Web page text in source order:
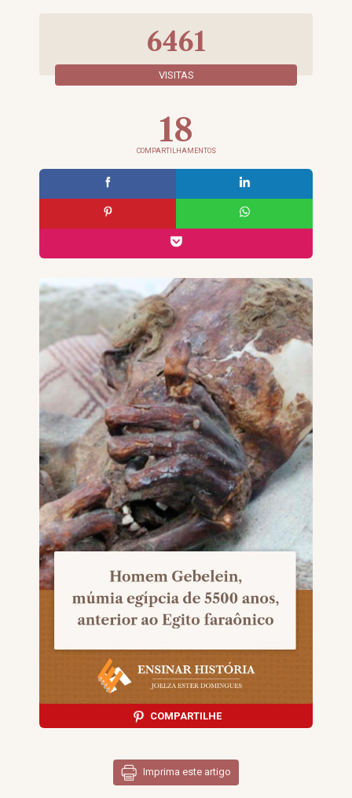
6461
VISITAS
18
COMPARTILHAMENTOS
COMPARTILHE
Imprima este artigo